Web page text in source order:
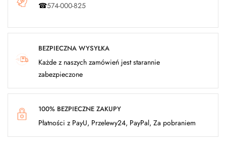
☎574-000-825
BEZPIECZNA WYSYŁKA
Każde z naszych zamówień jest starannie
zabezpieczone
100% BEZPIECZNE ZAKUPY
Płatności z PayU, Przelewy24, PayPal, Za pobraniem